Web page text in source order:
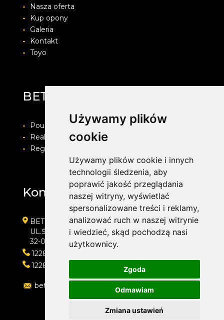
Używamy plików
cookie
Używamy plików cookie i innych
technologii śledzenia, aby
poprawić jakość przeglądania
naszej witryny, wyświetlać
spersonalizowane treści i reklamy,
analizować ruch w naszej witrynie
i wiedzieć, skąd pochodzą nasi
użytkownicy.
Zgoda
Odmawiam
Zmiana ustawień
-
Nasza oferta
-
Kup opony
-
Galeria
-
Kontakt
- Toyo
BET-POL
-
Pouczenie o prawie do odstapienia od umowy
-
Realizacja zamówienia i formy płatności
-
Regulamin i Polityka prywatności
Kontakt
BET-POL
UL.ŚLEDZIEJOWICE 364
32-020 WIELICZKA
122882550
122882550
betpol@interia.pl